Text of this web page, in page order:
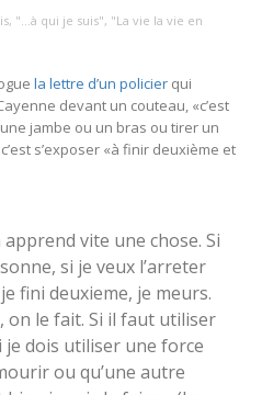
, "...à qui je suis", "La vie la vie en
la lettre d’un policier qui
devant un couteau, «c’est
jambe ou un bras ou tirer un
s’exposer «à finir deuxième et
vite une chose. Si
si je veux l’arreter
fini deuxieme, je meurs.
on le fait. Si il faut utiliser
je dois utiliser une force
ou qu’une autre